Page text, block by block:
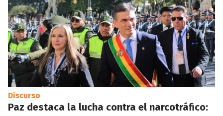
Discurso
Paz destaca la lucha contra el narcotráfico: